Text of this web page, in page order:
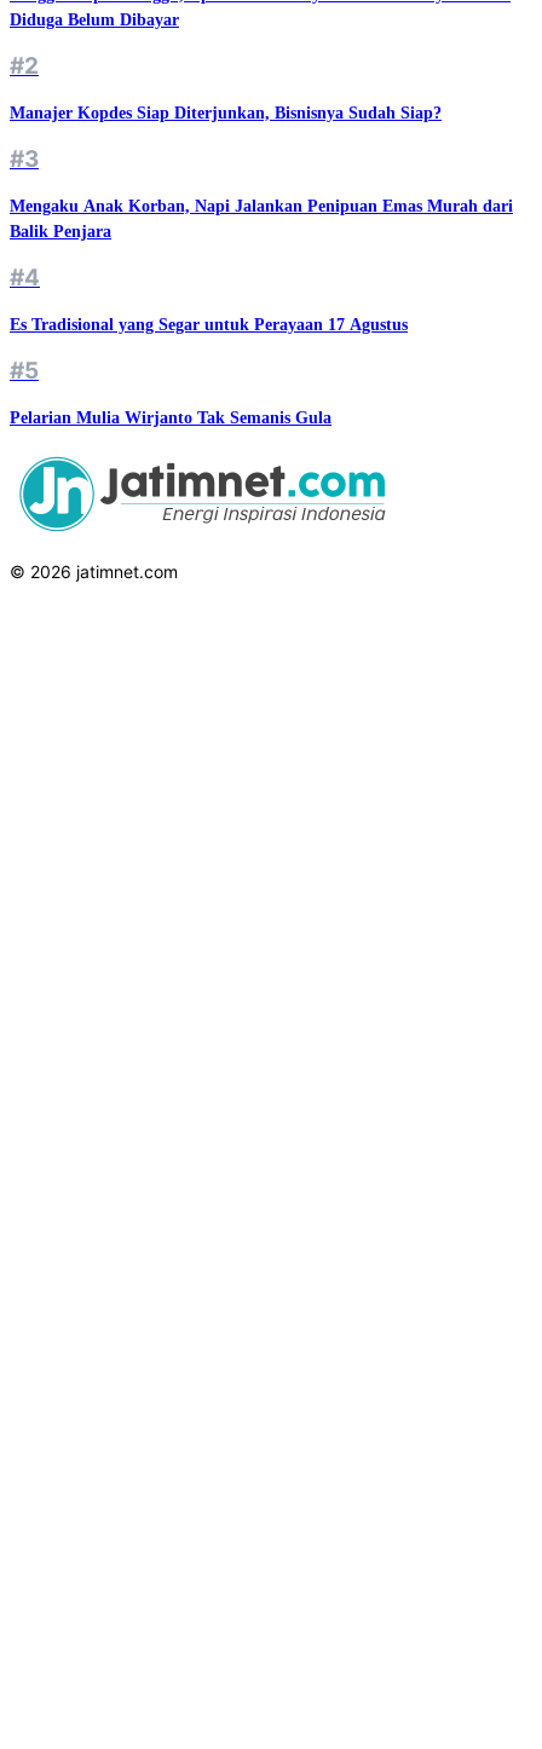
Diduga Belum Dibayar
#2
Manajer Kopdes Siap Diterjunkan, Bisnisnya Sudah Siap?
#3
Mengaku Anak Korban, Napi Jalankan Penipuan Emas Murah dari
Balik Penjara
#4
Es Tradisional yang Segar untuk Perayaan 17 Agustus
#5
Pelarian Mulia Wirjanto Tak Semanis Gula
© 2026 jatimnet.com